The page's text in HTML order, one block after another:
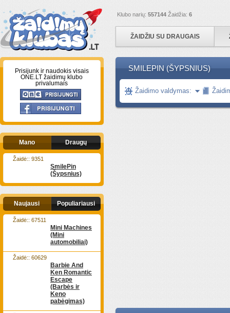
Klubo narių: 557144 Žaidžia: 6
ŽAIDŽIU SU DRAUGAIS
Prisijunk ir naudokis visais
ONE.LT žaidimų klubo
privalumais
Mano Draugų
SmilePin
(Šypsnius)
Žaidė:: 9351
Naujausi Populiariausi
Mini Machines
(Mini
automobiliai)
Žaidė:: 67511
Barbie And
Ken Romantic
Escape
(Barbės ir
Keno
pabėgimas)
Žaidė:: 60629
SMILEPIN (ŠYPSNIUS)
Žaidimo valdymas: